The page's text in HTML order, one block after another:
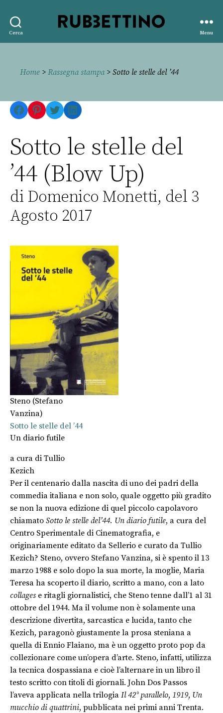
Cerca
editore
Menu
Home > Rassegna stampa> Sotto le stelle del ’44
Facebook
Pinterest
TwitterLinkedIn
Sotto le stelle del
’44 (Blow Up)
di Domenico Monetti, del 3
Agosto 2017
Steno (Stefano
Vanzina)
Sotto le stelle del ’44
Un diario futile
a cura di Tullio
Kezich
Per il centenario dalla nascita di uno dei padri della
commedia italiana e non solo, quale oggetto più gradito
se non la nuova edizione di quel piccolo capolavoro
chiamato Sotto le stelle del’44. Un diario futile, a cura del
Centro Sperimentale di Cinematografia, e
originariamente editato da Sellerio e curato da Tullio
Kezich? Steno, ovvero Stefano Vanzina, si è spento il 13
marzo 1988 e solo dopo la sua morte, la moglie, Maria
Teresa ha scoperto il diario, scritto a mano, con a lato
collages e ritagli giornalistici, che Steno tenne dall’1 al 31
ottobre del 1944. Ma il volume non è solamente una
descrizione divertita, sarcastica e lucida, tanto che
Kezich, paragonò giustamente la prosa steniana a
quella di Ennio Flaiano, ma è un oggetto proto pop da
collezionare come un’opera d’arte. Steno, infatti, utilizza
la tecnica dospassiana e cioè l’alternare in un libro il
testo scritto con titoli di giornali. John Dos Passos
l’aveva applicata nella trilogia Il 42° parallelo, 1919, Un
mucchio di quattrini, pubblicata nei primi anni Trenta.